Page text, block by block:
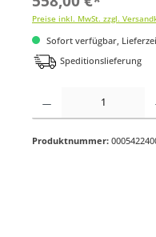
Preise inkl. MwSt. zzgl.
Sofort verfügbar,
Speditionslieferung
Produkt Anzahl: Gib den
Produktnummer: